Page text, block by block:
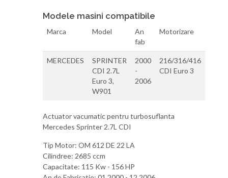
Modele masini compatibile
Marca Model
An
fab
Motorizare
MERCEDES
SPRINTER
CDI 2.7L
Euro 3,
W901
2000
-
2006
216/316/416
CDI Euro 3
Actuator vacumatic pentru turbosuflanta
Mercedes Sprinter 2.7L CDI
Tip Motor: OM 612 DE 22 LA
Cilindree: 2685 ccm
Capacitate: 115 Kw - 156 HP